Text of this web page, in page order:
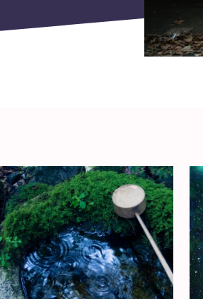
Kerk
Liefde
M
Maatschappij
Media
Moed
O
Oorlog